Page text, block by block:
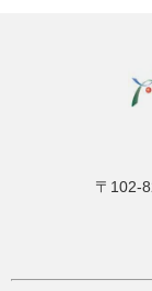
〒102-